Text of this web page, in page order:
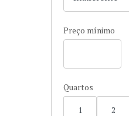
Preço mínimo
Quartos
1 2